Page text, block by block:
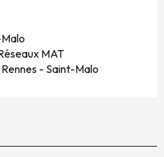
MAT
- Saint-Malo